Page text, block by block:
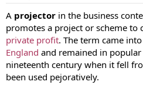
t
a
r
t
e
r
t
e
A projector in the business
promotes a project or scheme to
private profit. The term came
England and remained in
nineteenth century when it fell
been used pejoratively.